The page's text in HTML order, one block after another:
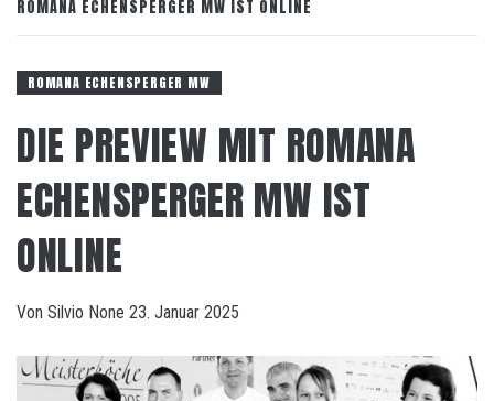
ROMANA ECHENSPERGER MW IST ONLINE
ROMANA ECHENSPERGER MW
DIE PREVIEW MIT ROMANA
ECHENSPERGER MW IST
ONLINE
Von Silvio None 23. Januar 2025